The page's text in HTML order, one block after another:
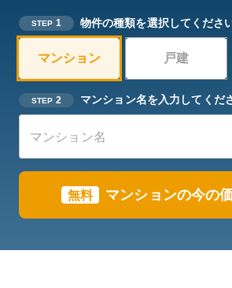
STEP 1 物件の種類を選択してくださ
マンション 戸建
STEP 2 マンション名を入力してくだ
無料 マンションの今の